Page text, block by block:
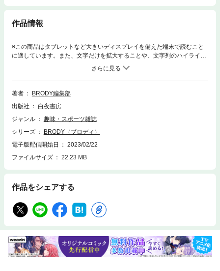
作品情報
※この商品はタブレットなど大きいディスプレイを備えた端末で読むこと
に適しています。また、文字だけを拡大することや、文字列のハイライ
ト、検索、辞書の参照、引用などの機能が使用できません。今もっとも気
になる美女に写真で、文章で迫る！アイドル・女優の革命的グラビア＆活
字マガジン「BRODY」【表紙】櫻坂46【特集】○櫻坂46“第二章”開幕 ５th
シングル『桜月』47P総力特集・守屋麗奈インタビュー「涙の軌跡。」■
月』MV監督・安田晃大（KEE FACTORY）※『桜月』アートディレクショ
ン・遠山大輔（グランジ）■５thシングル『桜月』メンバーアンケート小
／井上梨名／武元唯衣／増本綺良／松田里奈／上村莉菜／齋藤冬優花／遠
藤光莉／大沼晶保／幸阪茉里乃／関有美子■スペシャルグラビア・大園玲
gazer」 ※初ソログラビア・天野香乃愛(≒JOY)「アオハルイニング」・水
なる場合があります。※電子版ではポスターなどの付録はつきません。
著者
BRODY編集部
出版社
白夜書房
ジャンル
趣味・スポーツ雑誌
シリーズ
BRODY（ブロディ）
電子版配信開始日
2023/02/22
ファイルサイズ
22.23 MB
作品をシェアする